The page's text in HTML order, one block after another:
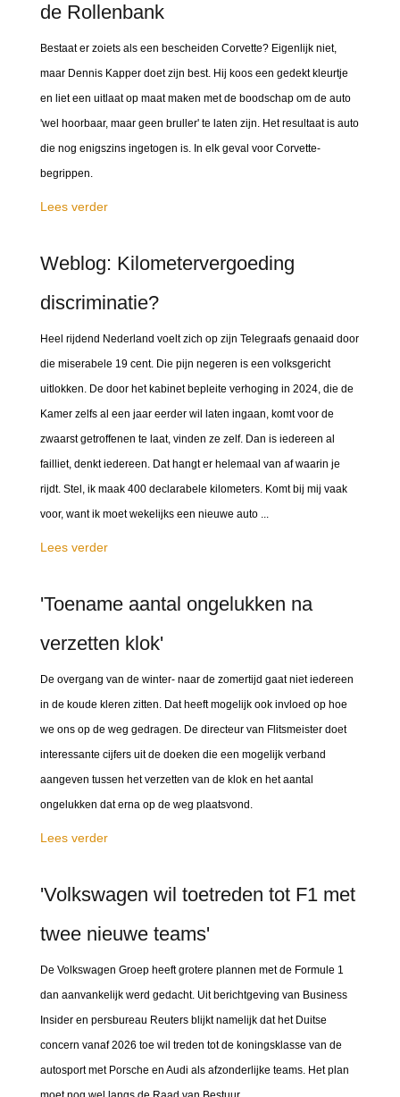
de Rollenbank
Bestaat er zoiets als een bescheiden Corvette? Eigenlijk niet,
maar Dennis Kapper doet zijn best. Hij koos een gedekt kleurtje
en liet een uitlaat op maat maken met de boodschap om de auto
'wel hoorbaar, maar geen bruller' te laten zijn. Het resultaat is auto
die nog enigszins ingetogen is. In elk geval voor Corvette-
begrippen.
Lees verder
Weblog: Kilometervergoeding
discriminatie?
Heel rijdend Nederland voelt zich op zijn Telegraafs genaaid door
die miserabele 19 cent. Die pijn negeren is een volksgericht
uitlokken. De door het kabinet bepleite verhoging in 2024, die de
Kamer zelfs al een jaar eerder wil laten ingaan, komt voor de
zwaarst getroffenen te laat, vinden ze zelf. Dan is iedereen al
failliet, denkt iedereen. Dat hangt er helemaal van af waarin je
rijdt. Stel, ik maak 400 declarabele kilometers. Komt bij mij vaak
voor, want ik moet wekelijks een nieuwe auto ...
Lees verder
'Toename aantal ongelukken na
verzetten klok'
De overgang van de winter- naar de zomertijd gaat niet iedereen
in de koude kleren zitten. Dat heeft mogelijk ook invloed op hoe
we ons op de weg gedragen. De directeur van Flitsmeister doet
interessante cijfers uit de doeken die een mogelijk verband
aangeven tussen het verzetten van de klok en het aantal
ongelukken dat erna op de weg plaatsvond.
Lees verder
'Volkswagen wil toetreden tot F1 met
twee nieuwe teams'
De Volkswagen Groep heeft grotere plannen met de Formule 1
dan aanvankelijk werd gedacht. Uit berichtgeving van Business
Insider en persbureau Reuters blijkt namelijk dat het Duitse
concern vanaf 2026 toe wil treden tot de koningsklasse van de
autosport met Porsche en Audi als afzonderlijke teams. Het plan